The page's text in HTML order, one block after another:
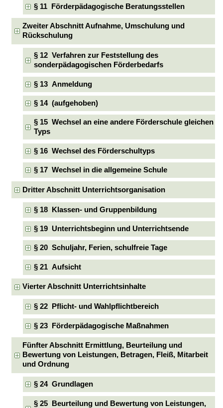
§ 11 Förderpädagogische Beratungsstellen
Zweiter Abschnitt Aufnahme, Umschulung und
Rückschulung
§ 12 Verfahren zur Feststellung des
sonderpädagogischen Förderbedarfs
§ 13 Anmeldung
§ 14 (aufgehoben)
§ 15 Wechsel an eine andere Förderschule gleichen
Typs
§ 16 Wechsel des Förderschultyps
§ 17 Wechsel in die allgemeine Schule
Dritter Abschnitt Unterrichtsorganisation
§ 18 Klassen- und Gruppenbildung
§ 19 Unterrichtsbeginn und Unterrichtsende
§ 20 Schuljahr, Ferien, schulfreie Tage
§ 21 Aufsicht
Vierter Abschnitt Unterrichtsinhalte
§ 22 Pflicht- und Wahlpflichtbereich
§ 23 Förderpädagogische Maßnahmen
Fünfter Abschnitt Ermittlung, Beurteilung und
Bewertung von Leistungen, Betragen, Fleiß, Mitarbeit
und Ordnung
§ 24 Grundlagen
§ 25 Beurteilung und Bewertung von Leistungen,